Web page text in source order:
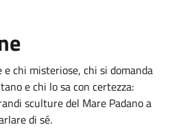
e chi misteriose, chi si domanda
e chi lo sa con certezza:
sculture del Mare Padano a
di sé.